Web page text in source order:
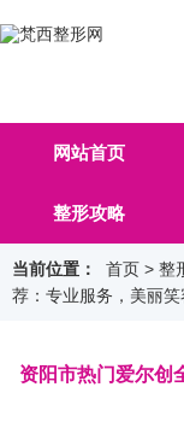
网站首页
整形攻略
当前位置： 首页 > 整
荐：专业服务，美丽
资阳市热门爱尔创